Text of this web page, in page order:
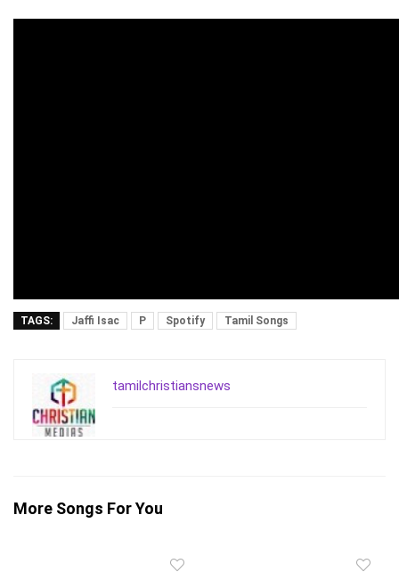
TAGS: Jaffi Isac P Spotify Tamil Songs
tamilchristiansnews
More Songs For You